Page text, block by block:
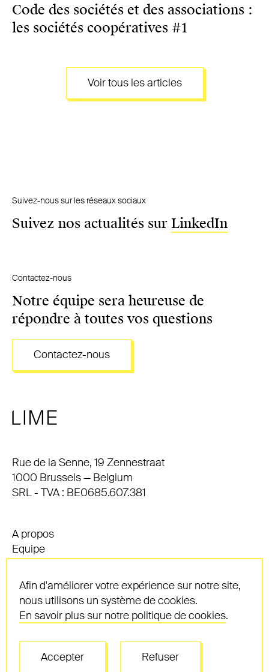
Code des sociétés et des associations :
les sociétés coopératives #1
Voir tous les articles
Suivez-nous sur les réseaux sociaux
Suivez nos actualités sur LinkedIn
Contactez-nous
Notre équipe sera heureuse de
répondre à toutes vos questions
Contactez-nous
Adresse
Rue de la Senne, 19 Zennestraat
1000 Brussels — Belgium
SRL - TVA : BE0685.607.381
A propos
Equipe
Compétences
Contact
Actualités
Réflexions récentes
Carrières
Cookies
Vie privée
Afin d'améliorer votre expérience sur notre site,
nous utilisons un système de cookies.
En savoir plus sur notre politique de cookies.
Accepter Refuser